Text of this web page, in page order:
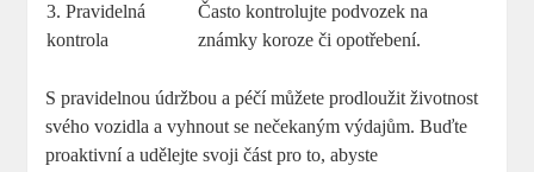
3. Pravidelná
kontrola
Často kontrolujte podvozek na
známky koroze či opotřebení.
S pravidelnou údržbou a péčí můžete prodloužit životnost
svého vozidla a vyhnout se nečekaným výdajům. Buďte
proaktivní a udělejte svoji část pro to, abyste